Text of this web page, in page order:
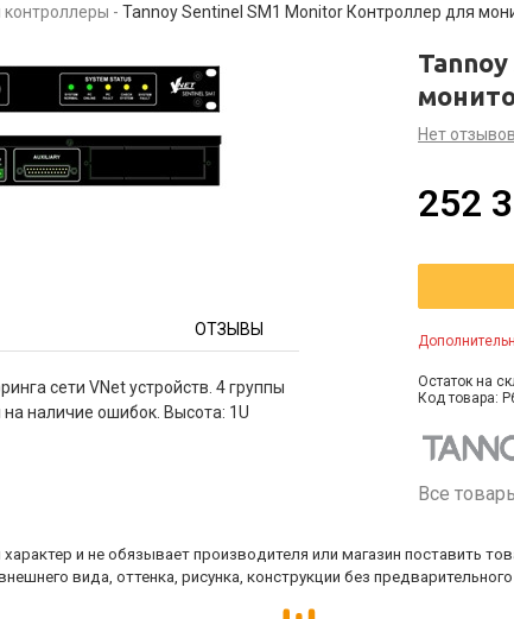
Tannoy Sentinel SM1 Monitor Контроллер для
ОТЗЫВЫ
сети VNet устройств. 4 группы
наличие ошибок. Высота: 1U
Нет отзывов
252
Остаток на
Код товара:
Все
и не обязывает производителя или магазин поставить
вида, оттенка, рисунка, конструкции без